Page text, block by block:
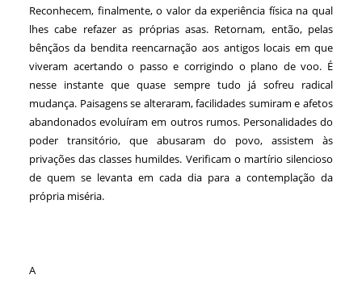
Reconhecem, finalmente, o valor da experiência física na qual
lhes cabe refazer as próprias asas. Retornam, então, pelas
bênçãos da bendita reencarnação aos antigos locais em que
viveram acertando o passo e corrigindo o plano de voo. É
nesse instante que quase sempre tudo já sofreu radical
mudança. Paisagens se alteraram, facilidades sumiram e afetos
abandonados evoluíram em outros rumos. Personalidades do
poder transitório, que abusaram do povo, assistem às
privações das classes humildes. Verificam o martírio silencioso
de quem se levanta em cada dia para a contemplação da
própria miséria.
A